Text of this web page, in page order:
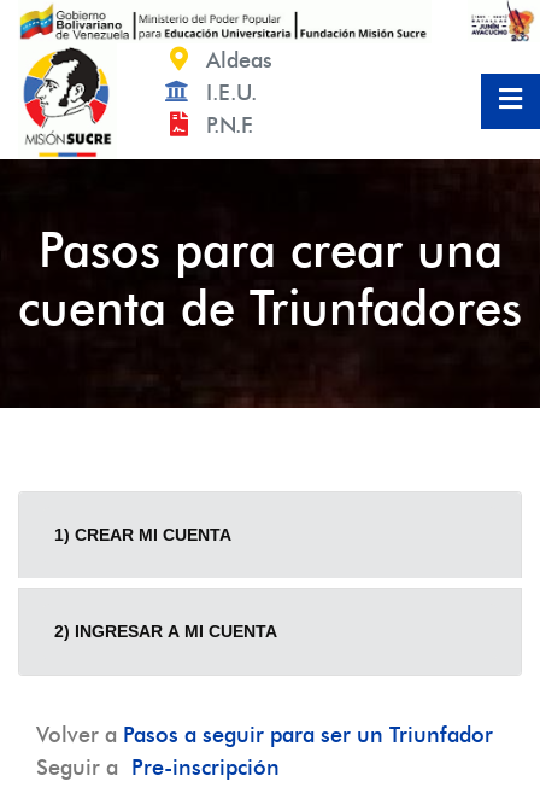
Aldeas
I.E.U.
P.N.F.
Pasos para crear una
cuenta de Triunfadores
1) CREAR MI CUENTA
2) INGRESAR A MI CUENTA
Volver a Pasos a seguir para ser un Triunfador
Seguir a Pre-inscripción